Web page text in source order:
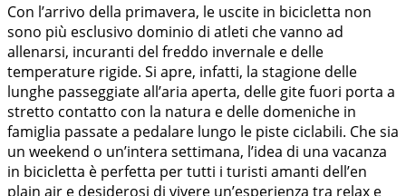
Con l’arrivo della primavera, le uscite in bicicletta non
sono più esclusivo dominio di atleti che vanno ad
allenarsi, incuranti del freddo invernale e delle
temperature rigide. Si apre, infatti, la stagione delle
lunghe passeggiate all’aria aperta, delle gite fuori porta a
stretto contatto con la natura e delle domeniche in
famiglia passate a pedalare lungo le piste ciclabili. Che sia
un weekend o un’intera settimana, l’idea di una vacanza
in bicicletta è perfetta per tutti i turisti amanti dell’en
plain air e desiderosi di vivere un’esperienza tra relax e